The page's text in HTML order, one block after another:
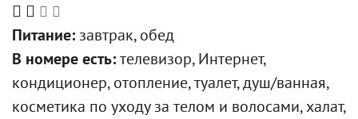
Питание: завтрак, обед
В номере есть: телевизор, Интернет,
кондиционер, отопление, туалет, душ/ванная,
косметика по уходу за телом и волосами, халат,